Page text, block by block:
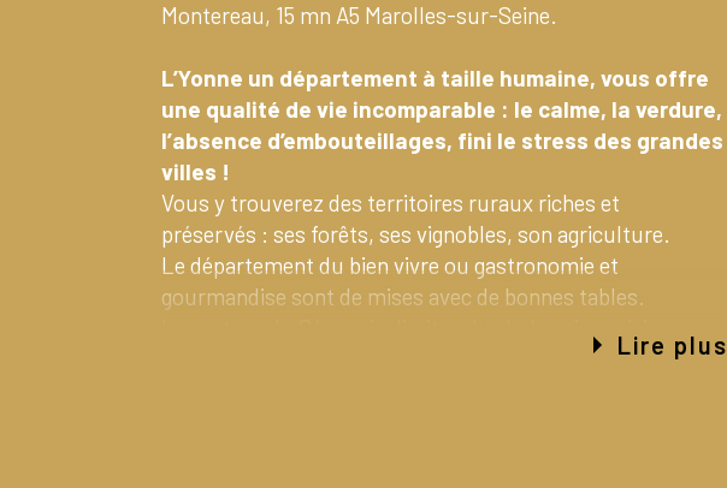
Montereau, 15 mn A5 Marolles-sur-Seine.
L’Yonne un département à taille humaine, vous offre
une qualité de vie incomparable : le calme, la verdure,
l’absence d’embouteillages, fini le stress des grandes
villes !
Vous y trouverez des territoires ruraux riches et
préservés : ses forêts, ses vignobles, son agriculture.
Le département du bien vivre ou gastronomie et
gourmandise sont de mises avec de bonnes tables.
nord et du Gâtinais à l’ouest est la région la plus dynamique
Lire plus